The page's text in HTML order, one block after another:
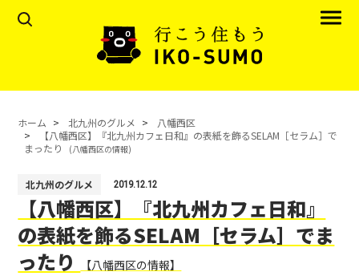
ホーム 北九州のグルメ
八幡西区
【八幡西区】『北九州カフェ日和』の表紙を飾るSELAM［セラム］で
まったり
(八幡西区の情報)
北九州のグルメ 2019.12.12
【八幡西区】『北九州カフェ日和』
の表紙を飾るSELAM［セラム］でま
ったり
【八幡西区の情報】